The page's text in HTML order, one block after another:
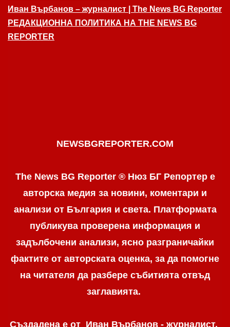
Иван Върбанов – журналист | The News BG Reporter
РЕДАКЦИОННА ПОЛИТИКА НА THE NEWS BG
REPORTER
NEWSBGREPORTER.COM
The News BG Reporter ® Нюз БГ Репортер е
авторска медия за новини, коментари и
анализи от България и света. Платформата
публикува проверена информация и
задълбочени анализи, ясно разграничaйки
фактите от авторската оценка, за да помогне
на читателя да разбере събитията отвъд
заглавията.
Създадена е от Иван Върбанов - журналист,